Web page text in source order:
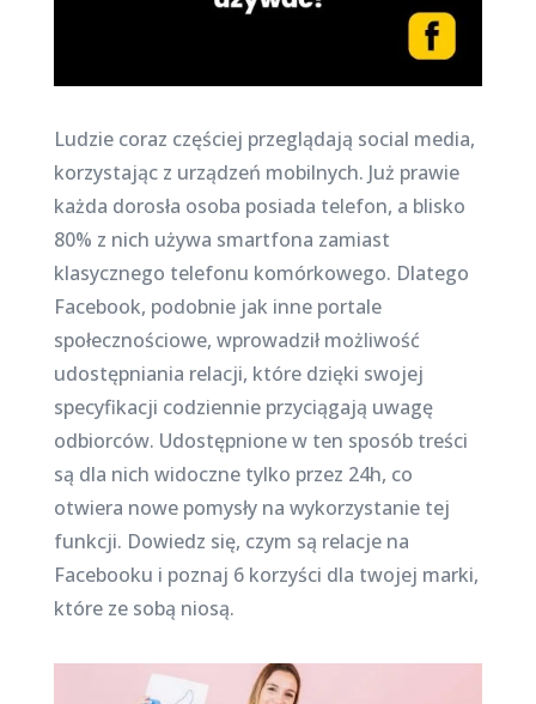
Ludzie coraz częściej przeglądają social media,
korzystając z urządzeń mobilnych. Już prawie
każda dorosła osoba posiada telefon, a blisko
80% z nich używa smartfona zamiast
klasycznego telefonu komórkowego. Dlatego
Facebook, podobnie jak inne portale
społecznościowe, wprowadził możliwość
udostępniania relacji, które dzięki swojej
specyfikacji codziennie przyciągają uwagę
odbiorców. Udostępnione w ten sposób treści
są dla nich widoczne tylko przez 24h, co
otwiera nowe pomysły na wykorzystanie tej
funkcji. Dowiedz się, czym są relacje na
Facebooku i poznaj 6 korzyści dla twojej marki,
które ze sobą niosą.